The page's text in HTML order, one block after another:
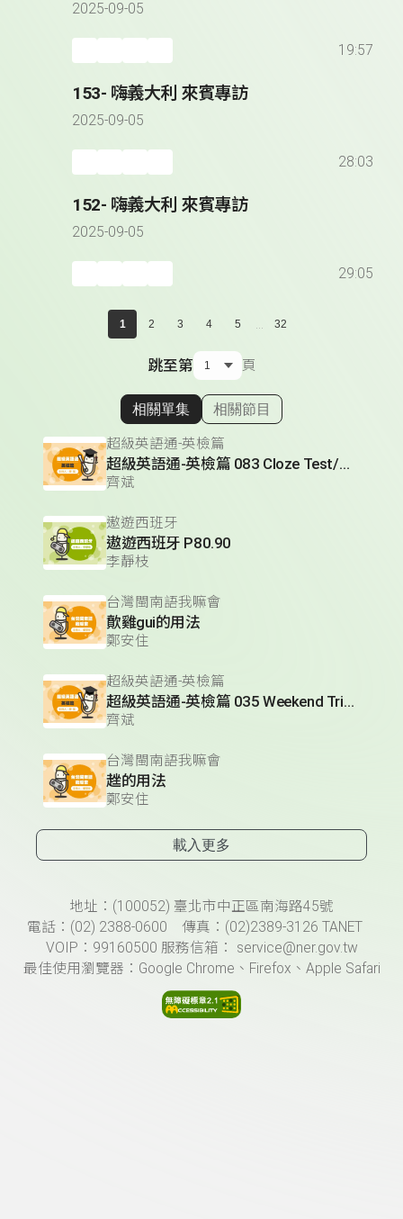
2025-09-05
19:57
153- 嗨義大利 來賓專訪
2025-09-05
28:03
152- 嗨義大利 來賓專訪
2025-09-05
29:05
1 2 3 4 5 ... 32
跳至第 頁
顯示相關單集
相關單集 相關節目
超級英語通-英檢篇
超級英語通-英檢篇 083 Cloze Test/段落填空-13
齊斌
遨遊西班牙
遨遊西班牙 P80.90
李靜枝
台灣閩南語我嘛會
歕雞gui的用法
鄭安住
超級英語通-英檢篇
超級英語通-英檢篇 035 Weekend Trip- 週末旅遊
齊斌
台灣閩南語我嘛會
趖的用法
鄭安住
載入更多
頁尾資訊地址：(100052) 臺北市中正區南海路45號
電話：(02) 2388-0600 傳真：(02)2389-3126 TANET
VOIP：99160500 服務信箱： service@ner.gov.tw
最佳使用瀏覽器：Google Chrome、Firefox、Apple Safari